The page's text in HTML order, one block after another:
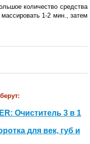
количество средства
1-2 мин., затем
Очиститель 3 в 1
для век, губ и